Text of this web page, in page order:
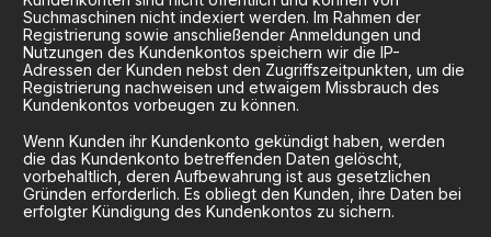
Suchmaschinen nicht indexiert werden. Im Rahmen der
Registrierung sowie anschließender Anmeldungen und
Nutzungen des Kundenkontos speichern wir die IP-
Adressen der Kunden nebst den Zugriffszeitpunkten, um die
Registrierung nachweisen und etwaigem Missbrauch des
Kundenkontos vorbeugen zu können.
Wenn Kunden ihr Kundenkonto gekündigt haben, werden
die das Kundenkonto betreffenden Daten gelöscht,
vorbehaltlich, deren Aufbewahrung ist aus gesetzlichen
Gründen erforderlich. Es obliegt den Kunden, ihre Daten bei
erfolgter Kündigung des Kundenkontos zu sichern.